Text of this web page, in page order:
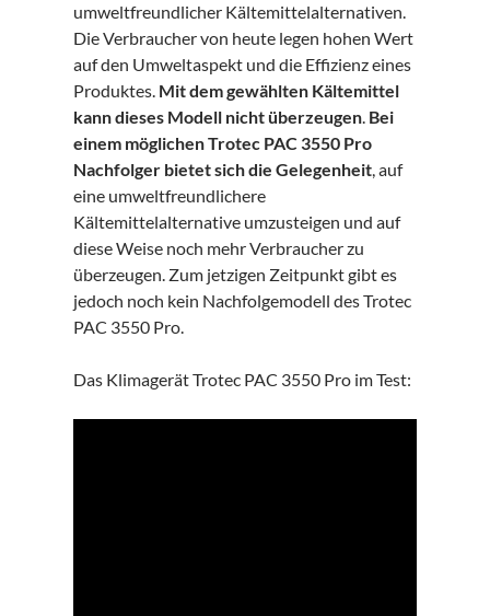
umweltfreundlicher Kältemittelalternativen.
Die Verbraucher von heute legen hohen Wert
auf den Umweltaspekt und die Effizienz eines
Produktes. Mit dem gewählten Kältemittel
kann dieses Modell nicht überzeugen. Bei
einem möglichen Trotec PAC 3550 Pro
Nachfolger bietet sich die Gelegenheit, auf
eine umweltfreundlichere
Kältemittelalternative umzusteigen und auf
diese Weise noch mehr Verbraucher zu
überzeugen. Zum jetzigen Zeitpunkt gibt es
jedoch noch kein Nachfolgemodell des Trotec
PAC 3550 Pro.
Das Klimagerät Trotec PAC 3550 Pro im Test: